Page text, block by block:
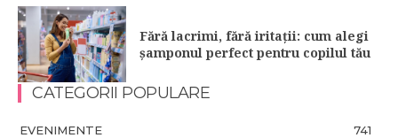
Fără lacrimi, fără iritații: cum alegi
șamponul perfect pentru copilul tău
CATEGORII POPULARE
EVENIMENTE
741